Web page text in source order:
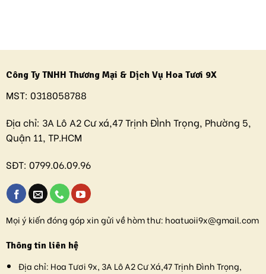
Công Ty TNHH Thương Mại & Dịch Vụ Hoa Tươi 9X
MST: 0318058788
Địa chỉ: 3A Lô A2 Cư xá,47 Trịnh ĐÌnh Trọng, Phường 5,
Quận 11, TP.HCM
SĐT: 0799.06.09.96
Mọi ý kiến đóng góp xin gửi về hòm thư: hoatuoii9x@gmail.com
Thông tin liên hệ
Địa chỉ: Hoa Tươi 9x, 3A Lô A2 Cư Xá,47 Trịnh Đình Trọng,